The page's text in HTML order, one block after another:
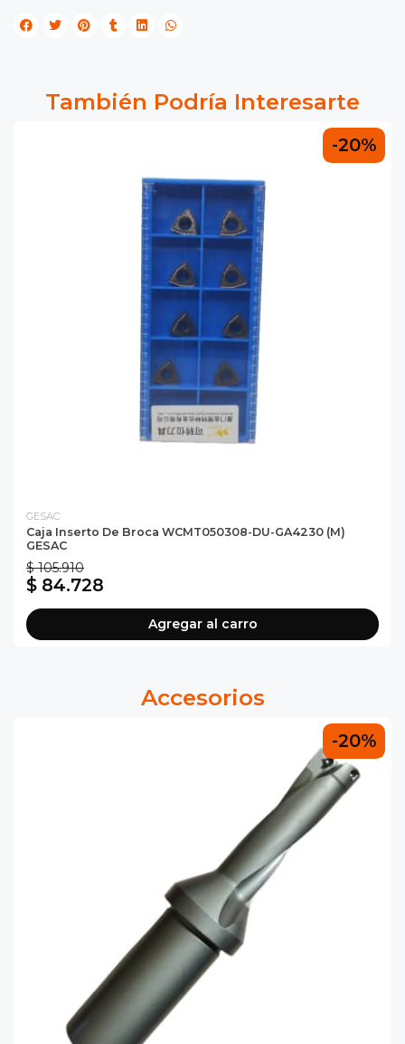
También Podría Interesarte
-20%
GESAC
Caja Inserto De Broca WCMT050308-DU-GA4230 (M)
GESAC
$ 105.910
$ 84.728
Agregar al carro
Accesorios
-20%